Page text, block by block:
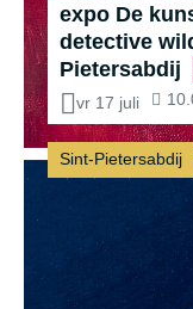
expo De
detective
Pietersabdij
vr 17 juli
Sint-Pietersabdij